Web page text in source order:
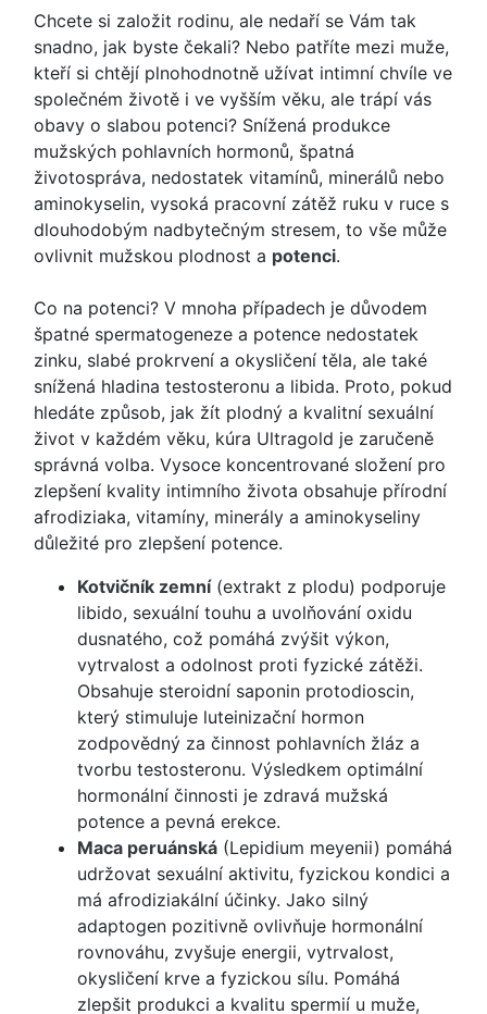
Chcete si založit rodinu, ale nedaří se Vám tak
snadno, jak byste čekali? Nebo patříte mezi muže,
kteří si chtějí plnohodnotně užívat intimní chvíle ve
společném životě i ve vyšším věku, ale trápí vás
obavy o slabou potenci? Snížená produkce
mužských pohlavních hormonů, špatná
životospráva, nedostatek vitamínů, minerálů nebo
aminokyselin, vysoká pracovní zátěž ruku v ruce s
dlouhodobým nadbytečným stresem, to vše může
ovlivnit mužskou plodnost a potenci.
Co na potenci? V mnoha případech je důvodem
špatné spermatogeneze a potence nedostatek
zinku, slabé prokrvení a okysličení těla, ale také
snížená hladina testosteronu a libida. Proto, pokud
hledáte způsob, jak žít plodný a kvalitní sexuální
život v každém věku, kúra Ultragold je zaručeně
správná volba. Vysoce koncentrované složení pro
zlepšení kvality intimního života obsahuje přírodní
afrodiziaka, vitamíny, minerály a aminokyseliny
důležité pro zlepšení potence.
Kotvičník zemní(extrakt z plodu) podporuje
libido, sexuální touhu a uvolňování oxidu
dusnatého, což pomáhá zvýšit výkon,
vytrvalost a odolnost proti fyzické zátěži.
Obsahuje steroidní saponin protodioscin,
který stimuluje luteinizační hormon
zodpovědný za činnost pohlavních žláz a
tvorbu testosteronu. Výsledkem optimální
hormonální činnosti je zdravá mužská
potence a pevná erekce.
Maca peruánská (Lepidium meyenii) pomáhá
udržovat sexuální aktivitu, fyzickou kondici a
má afrodiziakální účinky. Jako silný
adaptogen pozitivně ovlivňuje hormonální
rovnováhu, zvyšuje energii, vytrvalost,
okysličení krve a fyzickou sílu. Pomáhá
zlepšit produkci a kvalitu spermií u muže,